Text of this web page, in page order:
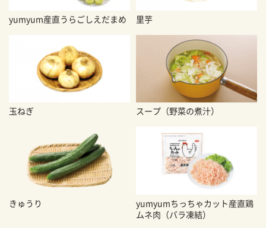
yumyum産直うらごしえだまめ 里芋
玉ねぎ スープ（野菜の煮汁）
きゅうり
yumyumちっちゃカット産直鶏
ムネ肉（バラ凍結）